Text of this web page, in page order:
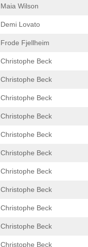
Maia Wilson
Demi Lovato
Frode Fjellheim
Christophe Beck
Christophe Beck
Christophe Beck
Christophe Beck
Christophe Beck
Christophe Beck
Christophe Beck
Christophe Beck
Christophe Beck
Christophe Beck
Christophe Beck